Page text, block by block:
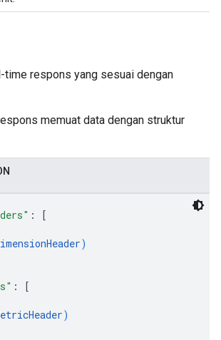
time respons yang sesuai dengan
memuat data dengan struktur
:
[
)
:
[
)